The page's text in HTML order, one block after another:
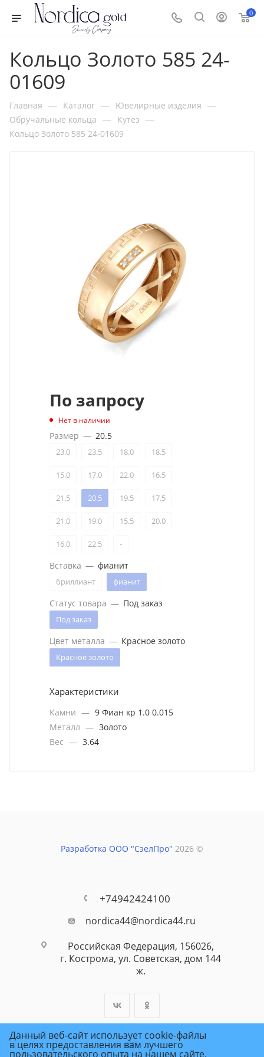
0
Кольцо Золото 585 24-
01609
Главная — Каталог — Ювелирные изделия —
Обручальные кольца — Кутез —
Кольцо Золото 585 24-01609
По запросу
Нет в наличии
Размер — 20.5
23.0 23.5 18.0 18.5
15.0 17.0 22.0 16.5
21.5 20.5 19.5 17.5
21.0 19.0 15.5 20.0
16.0 22.5 -
Вставка — фианит
бриллиант фианит
Статус товара — Под заказ
Под заказ
Цвет металла — Красное золото
Красное золото
Характеристики
Камни — 9 Фиан кр 1.0 0.015
Металл — Золото
Вес — 3.64
Разработка ООО "СэелПро" 2026 ©
+74942424100
nordica44@nordica44.ru
Российская Федерация, 156026,
г. Кострома, ул. Советская, дом 144
ж.
Данный веб-сайт использует cookie-файлы
в целях предоставления вам лучшего
пользовательского опыта на нашем сайте.